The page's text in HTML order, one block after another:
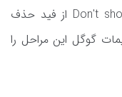
انتخاب گزینه Don't show content in "language از فید حذف
گوگل این مراحل را